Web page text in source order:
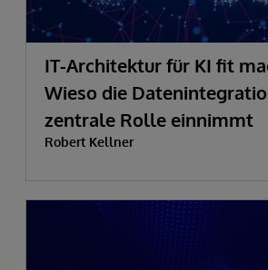
IT-Architektur für KI fit
Wieso die
zentrale Rolle einnimmt
Robert Kellner